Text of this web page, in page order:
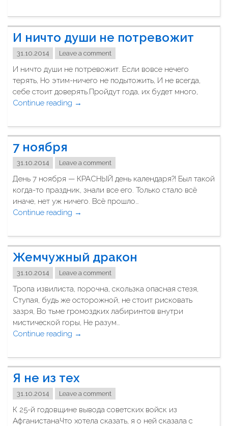
"
о
р
е
м
и
ф
А
с
с
л
ь
И ничто души не потревожит
31.10.2014 Leave a comment
И ничто души не потревожит. Если вовсе нечего
терять, Но этим-ничего не подытожить, И не всегда,
себе стоит доверять.Пройдут года, их будет много,
Continue reading "
н
и
т
о
д
у
ш
и
е
п
о
т
е
в
о
ж
→
7 ноября
31.10.2014 Leave a comment
День 7 ноября — КРАСНЫЙ день календаря?! Был такой
когда-то праздник, знали все его. Только стало всё
иначе, нет уж ничего. Всё прошло…
Continue reading "
н
о
я
б
р
я
"
→
Жемчужный дракон
31.10.2014 Leave a comment
Тропа извилиста, порочна, скользка опасная стезя,
Ступая, будь же осторожной, не стоит рисковать
зазря, Во тьме громоздких лабиринтов внутри
мистической горы, Не разум…
Continue reading "
е
м
ч
у
ж
н
ы
→
Я не из тех
31.10.2014 Leave a comment
К 25-й годовщине вывода советских войск из
АфганистанаЧто хотела сказать, я о ней сказала с